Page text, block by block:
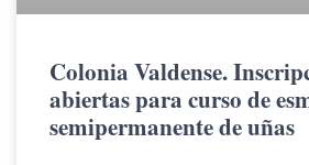
Colonia Valdense.
abiertas para curso de
semipermanente de uñas